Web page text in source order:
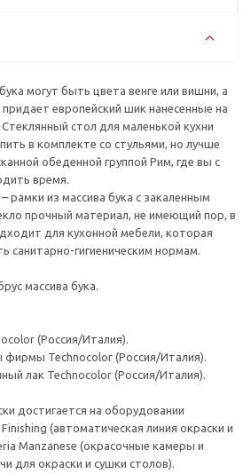
могут быть цвета венге или вишни, а
европейский шик нанесенные на
стол для маленькой кухни
в комплекте со стульями, но лучше
обеденной группой Рим, где вы с
время.
из массива бука с закаленным
прочный материал, не имеющий пор, в
для кухонной мебели, которая
санитарно-гигиеническим нормам.
массива бука.
(Россия/Италия).
фирмы Technocolor (Россия/Италия).
лак Technocolor (Россия/Италия).
достигается на оборудовании
(автоматическая линия окраски и
Manzanese (окрасочные камеры и
для окраски и сушки столов).